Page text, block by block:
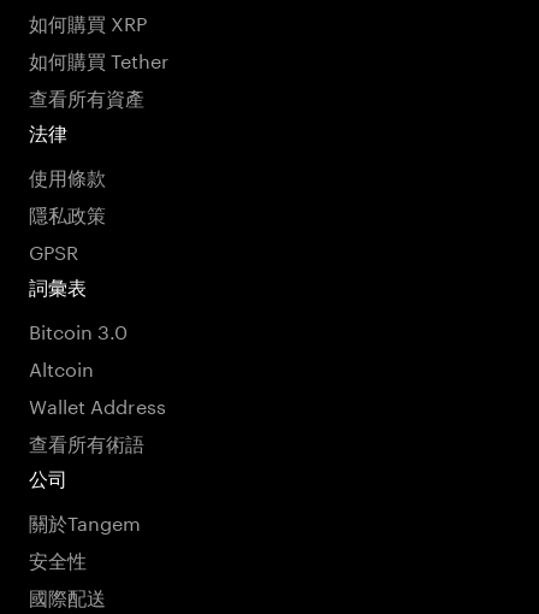
如何購買 XRP
如何購買 Tether
查看所有資產
法律
使用條款
隱私政策
GPSR
詞彙表
Bitcoin 3.0
Altcoin
Wallet Address
查看所有術語
公司
關於Tangem
安全性
國際配送